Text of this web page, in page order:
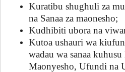
Kuratibu shughuli za
na Sanaa za maonesho;
Kudhibiti ubora na
Kutoa ushauri wa
wadau wa sanaa
Maonyesho, Ufundi na